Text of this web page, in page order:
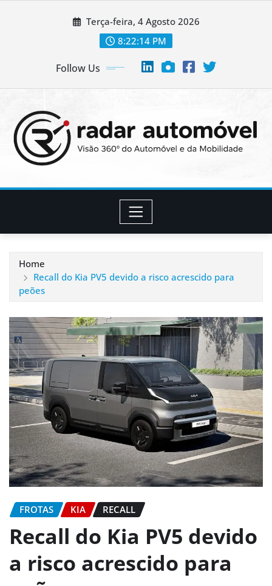
Terça-feira, 4 Agosto 2026
8:22:15 PM
Follow Us
Home
Recall do Kia PV5 devido a risco acrescido para
peões
FROTAS KIA RECALL
Recall do Kia PV5 devido
a risco acrescido para